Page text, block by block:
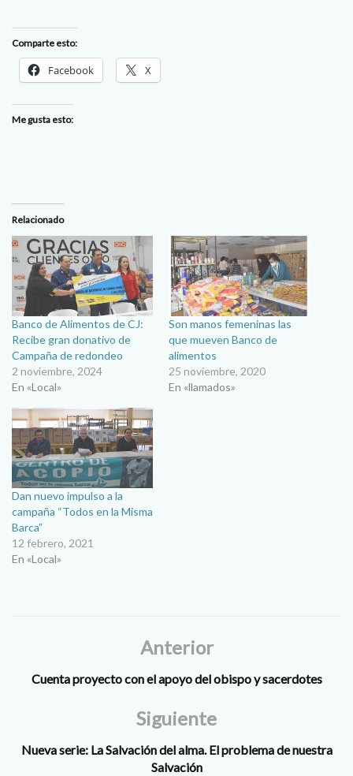
Comparte esto:
Facebook X
Me gusta esto:
Relacionado
Banco de Alimentos de CJ:
Recibe gran donativo de
Campaña de redondeo
2 noviembre, 2024
En «Local»
Son manos femeninas las
que mueven Banco de
alimentos
25 noviembre, 2020
En «llamados»
Dan nuevo impulso a la
campaña “Todos en la Misma
Barca”
12 febrero, 2021
En «Local»
Anterior
Cuenta proyecto con el apoyo del obispo y sacerdotes
Siguiente
Nueva serie: La Salvación del alma. El problema de nuestra
Salvación